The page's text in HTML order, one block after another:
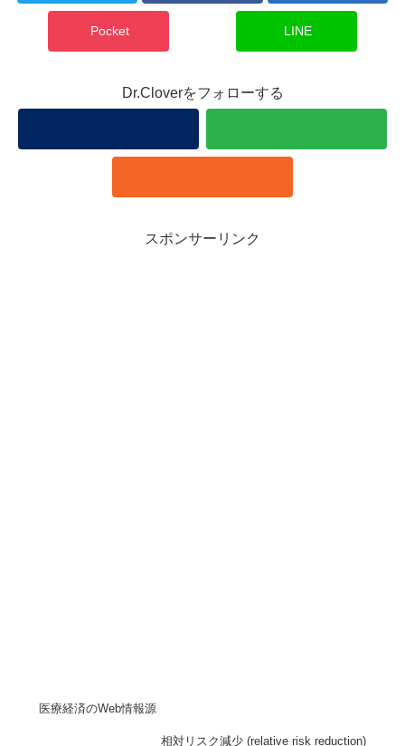
Pocket LINE
Dr.Cloverをフォローする
スポンサーリンク
医療経済のWeb情報源
相対リスク減少 (relative risk reduction)